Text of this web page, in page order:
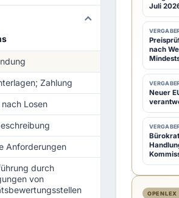
Zahlung
Losen
Anforderungen
durch
von
r
d
e
r
E
i
n
l
e
i
t
u
n
Juli
nach
Neuer
OPENLEX